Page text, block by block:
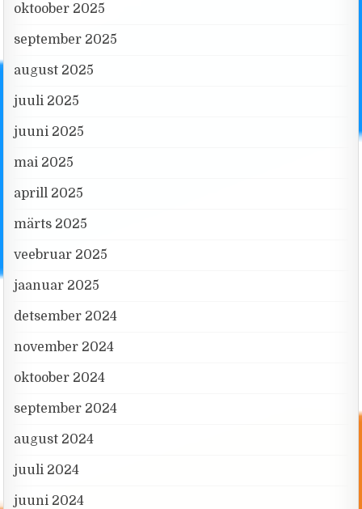
oktoober 2025
september 2025
august 2025
juuli 2025
juuni 2025
mai 2025
aprill 2025
märts 2025
veebruar 2025
jaanuar 2025
detsember 2024
november 2024
oktoober 2024
september 2024
august 2024
juuli 2024
juuni 2024